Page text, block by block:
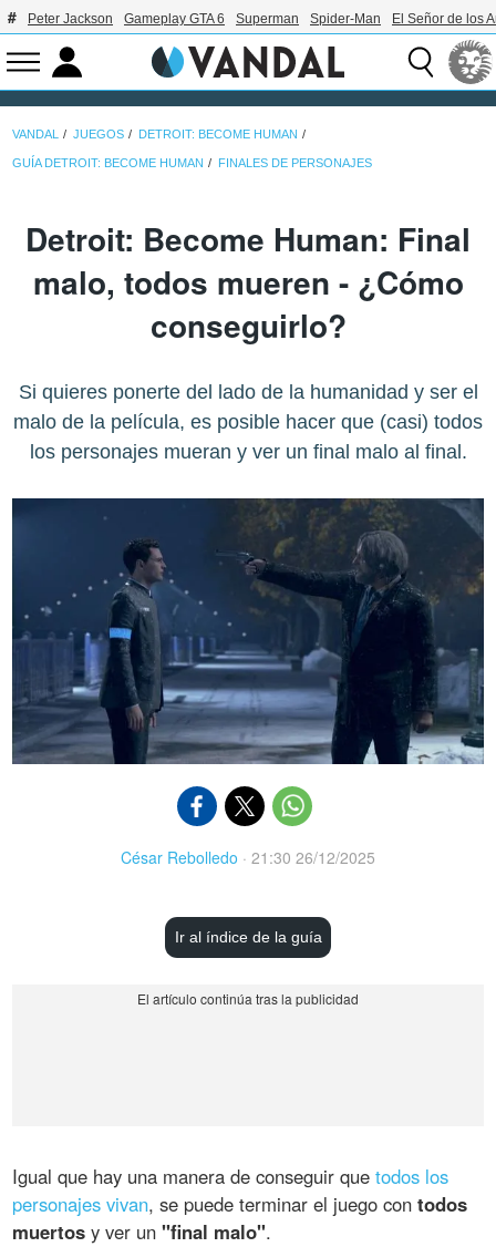
Peter Jackson Gameplay GTA 6 Superman Spider-Man El Señor de los
VANDAL JUEGOS DETROIT: BECOME HUMAN
GUÍA DETROIT: BECOME HUMAN FINALES DE PERSONAJES
Detroit: Become Human: Final
malo, todos mueren - ¿Cómo
conseguirlo?
Si quieres ponerte del lado de la humanidad y ser el
malo de la película, es posible hacer que (casi) todos
los personajes mueran y ver un final malo al final.
César Rebolledo · 21:30 26/12/2025
Ir al índice de la guía
Igual que hay una manera de conseguir quetodos los
personajes vivan, se puede terminar el juego contodos
muertos y ver un"final malo".